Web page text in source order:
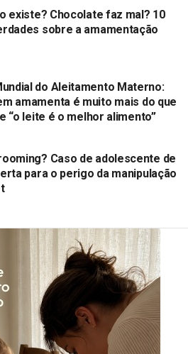
existe? Chocolate faz mal? 10
sobre a amamentação
do Aleitamento Materno:
amamenta é muito mais do que
“o leite é o melhor alimento”
Caso de adolescente de
para o perigo da manipulação